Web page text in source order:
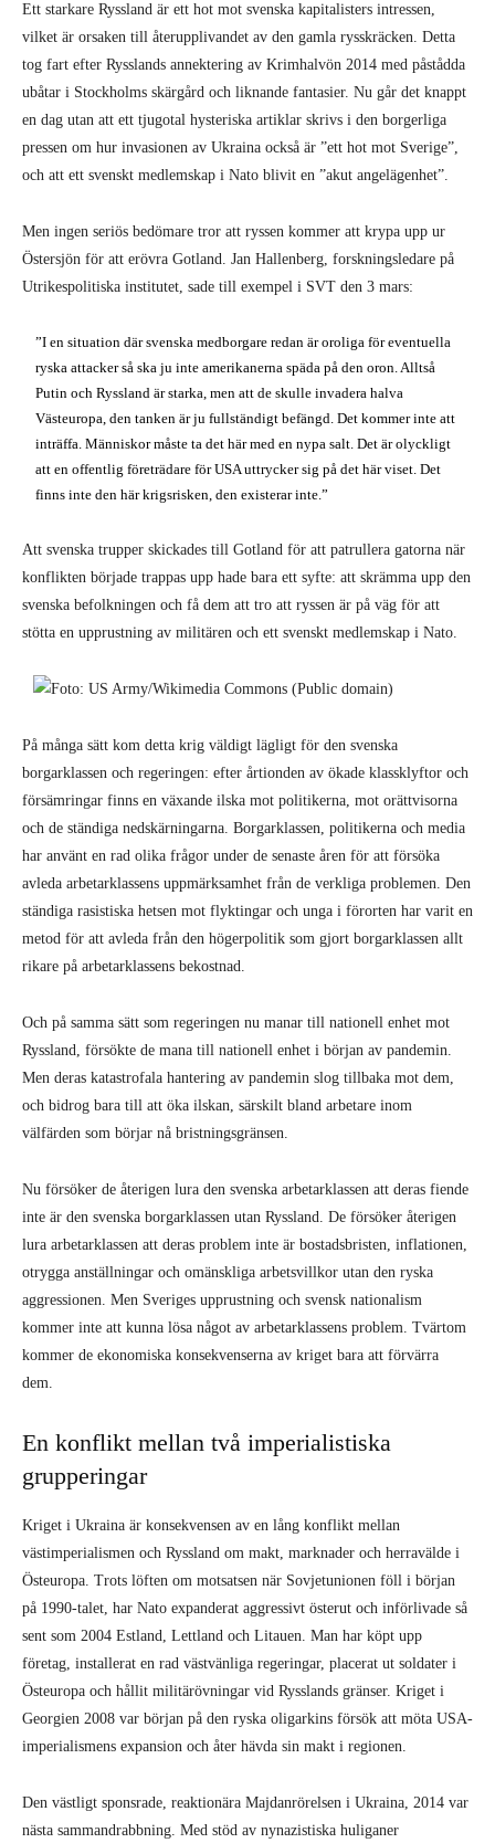
Ett starkare Ryssland är ett hot mot svenska kapitalisters intressen,
vilket är orsaken till återupplivandet av den gamla rysskräcken. Detta
tog fart efter Rysslands annektering av Krimhalvön 2014 med påstådda
ubåtar i Stockholms skärgård och liknande fantasier. Nu går det knappt
en dag utan att ett tjugotal hysteriska artiklar skrivs i den borgerliga
pressen om hur invasionen av Ukraina också är ”ett hot mot Sverige”,
och att ett svenskt medlemskap i Nato blivit en ”akut angelägenhet”.
Men ingen seriös bedömare tror att ryssen kommer att krypa upp ur
Östersjön för att erövra Gotland. Jan Hallenberg, forskningsledare på
Utrikespolitiska institutet, sade till exempel i SVT den 3 mars:
”I en situation där svenska medborgare redan är oroliga för eventuella
ryska attacker så ska ju inte amerikanerna späda på den oron. Alltså
Putin och Ryssland är starka, men att de skulle invadera halva
Västeuropa, den tanken är ju fullständigt befängd. Det kommer inte att
inträffa. Människor måste ta det här med en nypa salt. Det är olyckligt
att en offentlig företrädare för USA uttrycker sig på det här viset. Det
finns inte den här krigsrisken, den existerar inte.”
Att svenska trupper skickades till Gotland för att patrullera gatorna när
konflikten började trappas upp hade bara ett syfte: att skrämma upp den
svenska befolkningen och få dem att tro att ryssen är på väg för att
stötta en upprustning av militären och ett svenskt medlemskap i Nato.
På många sätt kom detta krig väldigt lägligt för den svenska
borgarklassen och regeringen: efter årtionden av ökade klassklyftor och
försämringar finns en växande ilska mot politikerna, mot orättvisorna
och de ständiga nedskärningarna. Borgarklassen, politikerna och media
har använt en rad olika frågor under de senaste åren för att försöka
avleda arbetarklassens uppmärksamhet från de verkliga problemen. Den
ständiga rasistiska hetsen mot flyktingar och unga i förorten har varit en
metod för att avleda från den högerpolitik som gjort borgarklassen allt
rikare på arbetarklassens bekostnad.
Och på samma sätt som regeringen nu manar till nationell enhet mot
Ryssland, försökte de mana till nationell enhet i början av pandemin.
Men deras katastrofala hantering av pandemin slog tillbaka mot dem,
och bidrog bara till att öka ilskan, särskilt bland arbetare inom
välfärden som börjar nå bristningsgränsen.
Nu försöker de återigen lura den svenska arbetarklassen att deras fiende
inte är den svenska borgarklassen utan Ryssland. De försöker återigen
lura arbetarklassen att deras problem inte är bostadsbristen, inflationen,
otrygga anställningar och omänskliga arbetsvillkor utan den ryska
aggressionen. Men Sveriges upprustning och svensk nationalism
kommer inte att kunna lösa något av arbetarklassens problem. Tvärtom
kommer de ekonomiska konsekvenserna av kriget bara att förvärra
dem.
En konflikt mellan två imperialistiska
grupperingar
Kriget i Ukraina är konsekvensen av en lång konflikt mellan
västimperialismen och Ryssland om makt, marknader och herravälde i
Östeuropa. Trots löften om motsatsen när Sovjetunionen föll i början
på 1990-talet, har Nato expanderat aggressivt österut och införlivade så
sent som 2004 Estland, Lettland och Litauen. Man har köpt upp
företag, installerat en rad västvänliga regeringar, placerat ut soldater i
Östeuropa och hållit militärövningar vid Rysslands gränser. Kriget i
Georgien 2008 var början på den ryska oligarkins försök att möta USA-
imperialismens expansion och åter hävda sin makt i regionen.
Den västligt sponsrade, reaktionära Majdanrörelsen i Ukraina, 2014 var
nästa sammandrabbning. Med stöd av nynazistiska huliganer